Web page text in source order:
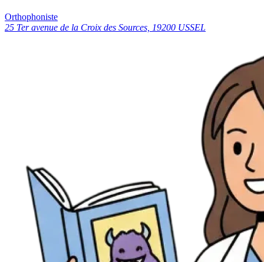
Orthophoniste
25 Ter avenue de la Croix des Sources, 19200 USSEL